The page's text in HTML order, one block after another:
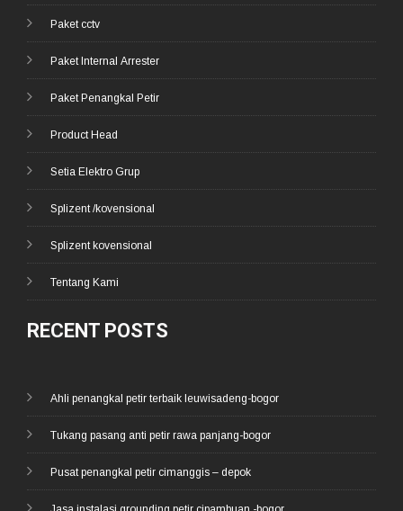
Paket cctv
Paket Internal Arrester
Paket Penangkal Petir
Product Head
Setia Elektro Grup
Splizent /kovensional
Splizent kovensional
Tentang Kami
RECENT POSTS
Ahli penangkal petir terbaik leuwisadeng-bogor
Tukang pasang anti petir rawa panjang-bogor
Pusat penangkal petir cimanggis – depok